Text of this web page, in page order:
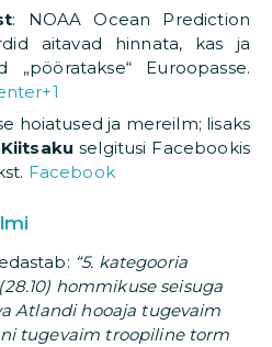
: NOAA Ocean Prediction
aitavad hinnata, kas ja
Euroopasse.
+1
hoiatused ja mereilm; lisaks
selgitusi Facebookis
Facebook
“5. kategooria
hommikuse seisuga
Atlandi hooaja tugevaim
tugevaim troopiline torm